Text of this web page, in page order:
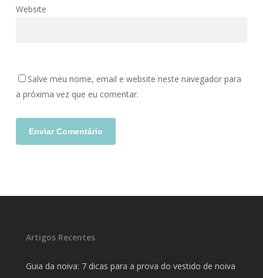
Website
Salve meu nome, email e website neste navegador para
a próxima vez que eu comentar.
Artigos Recentes
Guia da noiva: 7 dicas para a prova do vestido de noiva